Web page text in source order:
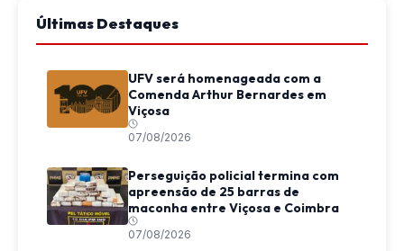
Últimas Destaques
UFV será homenageada com a
Comenda Arthur Bernardes em
Viçosa
07/08/2026
Perseguição policial termina com
apreensão de 25 barras de
maconha entre Viçosa e Coimbra
07/08/2026